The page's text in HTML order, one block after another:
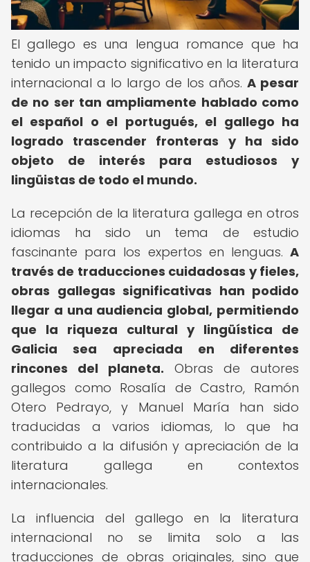
El gallego es una lengua romance que ha
tenido un impacto significativo en la literatura
internacional a lo largo de los años. A pesar
de no ser tan ampliamente hablado como
el español o el portugués, el gallego ha
logrado trascender fronteras y ha sido
objeto de interés para estudiosos y
lingüistas de todo el mundo.
La recepción de la literatura gallega en otros
idiomas ha sido un tema de estudio
fascinante para los expertos en lenguas. A
través de traducciones cuidadosas y fieles,
obras gallegas significativas han podido
llegar a una audiencia global, permitiendo
que la riqueza cultural y lingüística de
Galicia sea apreciada en diferentes
rincones del planeta. Obras de autores
gallegos como Rosalía de Castro, Ramón
Otero Pedrayo, y Manuel María han sido
traducidas a varios idiomas, lo que ha
contribuido a la difusión y apreciación de la
literatura gallega en contextos
internacionales.
La influencia del gallego en la literatura
internacional no se limita solo a las
traducciones de obras originales, sino que